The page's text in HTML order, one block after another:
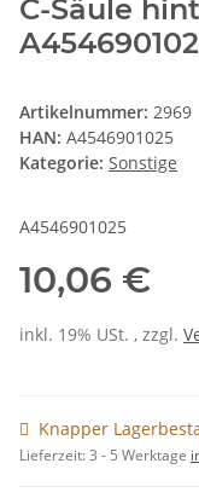
C-Säule
Artikelnummer: 2969
HAN: A4546901025
Kategorie: Sonstige
A4546901025
10,06 €
inkl. 19% USt. , zzgl.
Knapper
Lieferzeit:3 - 5 Werktage